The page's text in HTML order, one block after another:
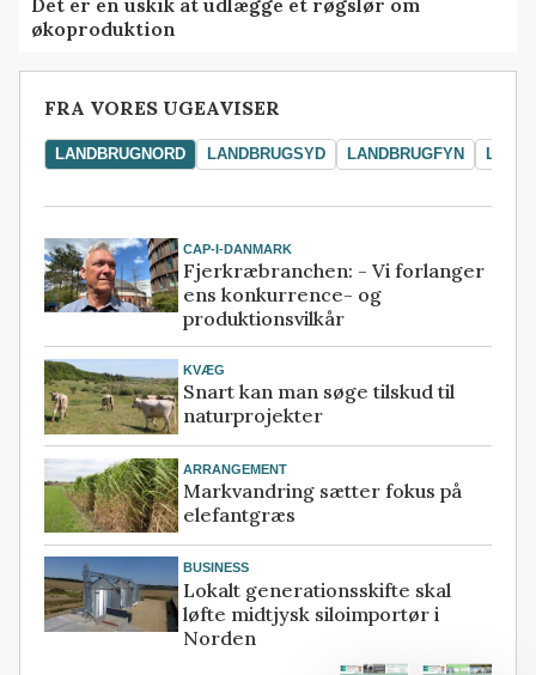
økoproduktion
FRA VORES UGEAVISER
LANDBRUGNORD LANDBRUGSYD LANDBRUGFYN
CAP-I-DANMARK
Fjerkræbranchen: - Vi forlanger
ens konkurrence- og
produktionsvilkår
KVÆG
Snart kan man søge tilskud til
naturprojekter
ARRANGEMENT
Markvandring sætter fokus på
elefantgræs
BUSINESS
Lokalt generationsskifte skal
løfte midtjysk siloimportør i
Norden